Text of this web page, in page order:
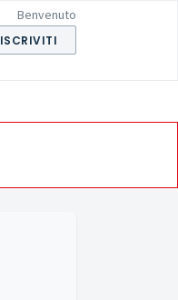
Benvenuto
ISCRIVITI